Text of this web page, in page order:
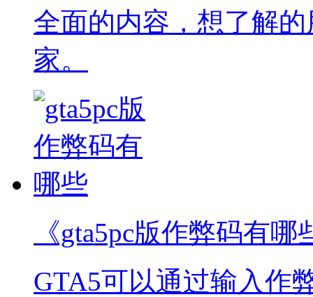
全面的内容，想了解
家。
《gta5pc版作弊码有哪
GTA5可以通过输入作